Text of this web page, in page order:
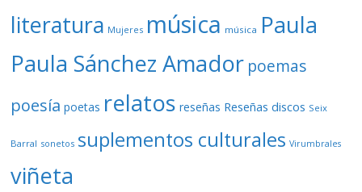
literatura Mujeres música música Paula
Paula Sánchez Amador poemas
poesía poetas relatos reseñas Reseñas discos Seix
Barral sonetos suplementos culturales Virumbrales
viñeta